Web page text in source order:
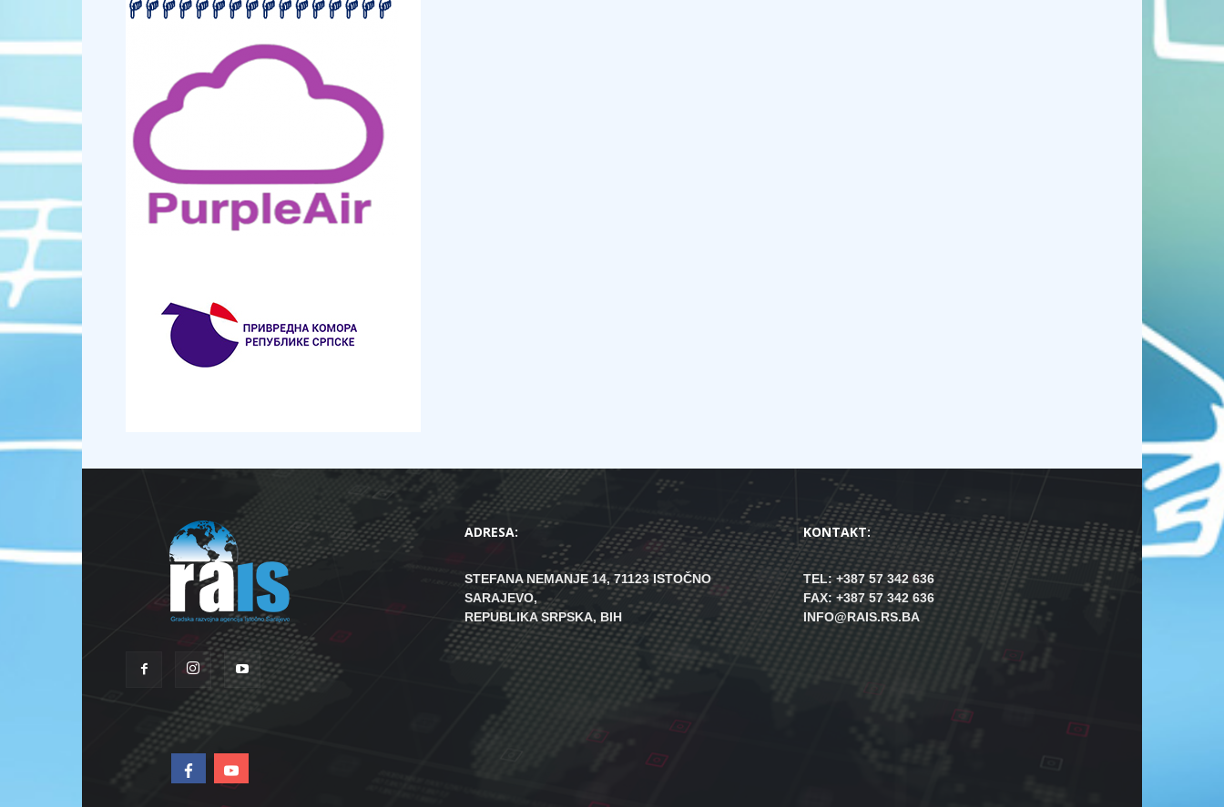
ADRESA:
STEFANA NEMANJE 14, 71123 ISTOČNO
SARAJEVO,
REPUBLIKA SRPSKA, BIH
KONTAKT:
TEL: +387 57 342 636
FAX: +387 57 342 636
INFO@RAIS.RS.BA